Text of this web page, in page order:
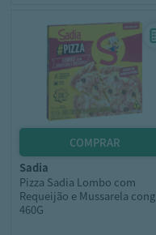
sadia
Pizza Sadia Lombo com
Requeijão e Mussarela cong
460G